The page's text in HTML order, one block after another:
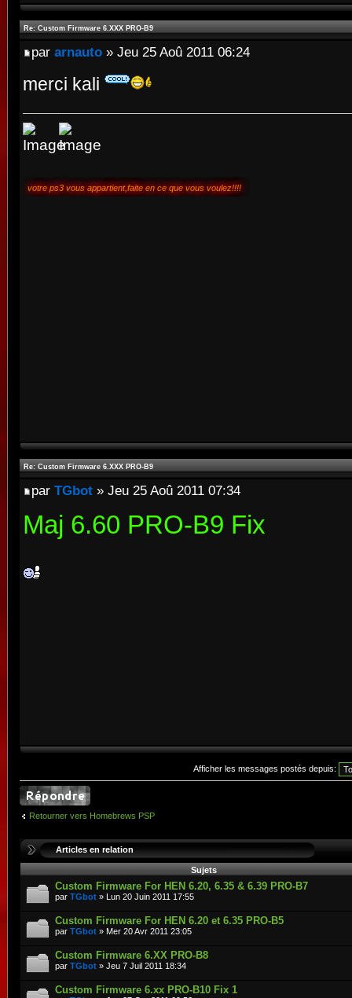
Re: Custom Firmware 6.XXX PRO-B9
par arnauto » Jeu 25 Aoû 2011 06:24
merci kali
votre ps3 vous appartient,faite en ce que vous voulez!!!!
Re: Custom Firmware 6.XXX PRO-B9
par TGbot » Jeu 25 Aoû 2011 07:34
Maj 6.60 PRO-B9 Fix
Afficher les messages postés depuis:
Retourner vers Homebrews PSP
Articles en relation
Sujets
Custom Firmware For HEN 6.20, 6.35 & 6.39 PRO-B7
par TGbot » Lun 20 Juin 2011 17:55
Custom Firmware For HEN 6.20 et 6.35 PRO-B5
par TGbot » Mer 20 Avr 2011 23:05
Custom Firmware 6.XX PRO-B8
par TGbot » Jeu 7 Juil 2011 18:34
Custom Firmware 6.xx PRO-B10 Fix 1